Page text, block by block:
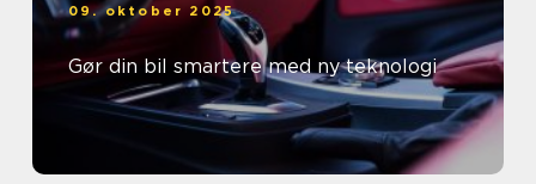
09. oktober 2025
Gør din bil smartere med ny teknologi